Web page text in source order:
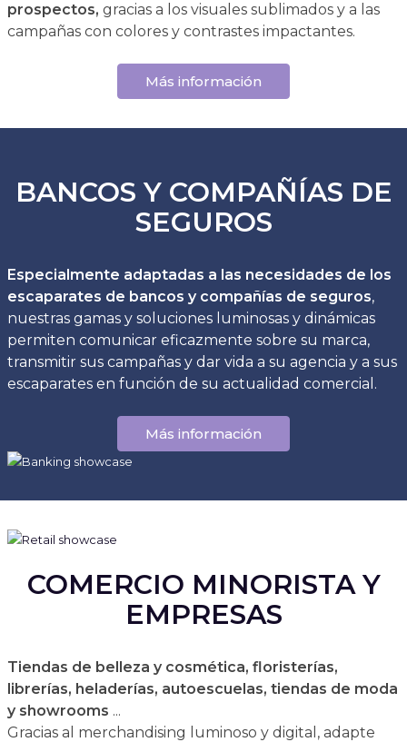
prospectos, gracias a los visuales sublimados y a las
campañas con colores y contrastes impactantes.
Más información
BANCOS Y COMPAÑÍAS DE
SEGUROS
Especialmente adaptadas a las necesidades de los
escaparates de bancos y compañías de seguros,
nuestras gamas y soluciones luminosas y dinámicas
permiten comunicar eficazmente sobre su marca,
transmitir sus campañas y dar vida a su agencia y a sus
escaparates en función de su actualidad comercial.
Más información
COMERCIO MINORISTA Y
EMPRESAS
Tiendas de belleza y cosmética, floristerías,
librerías, heladerías, autoescuelas, tiendas de moda
y showrooms ...
Gracias al merchandising luminoso y digital, adapte